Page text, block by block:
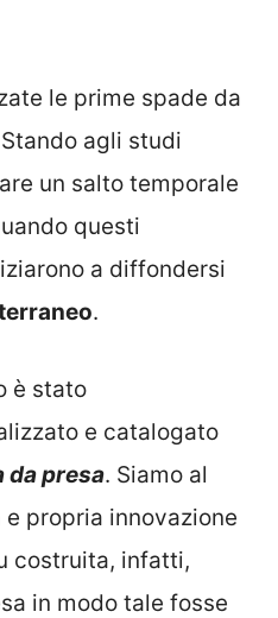
le prime spade da
agli studi
un salto temporale
questi
a diffondersi
.
è stato
e catalogato
da presa. Siamo al
propria innovazione
costruita, infatti,
in modo tale fosse